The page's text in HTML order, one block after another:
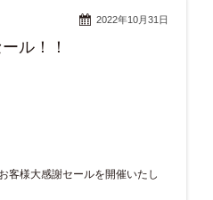
2022年10月31日
ル！！
客様大感謝セールを開催いたし